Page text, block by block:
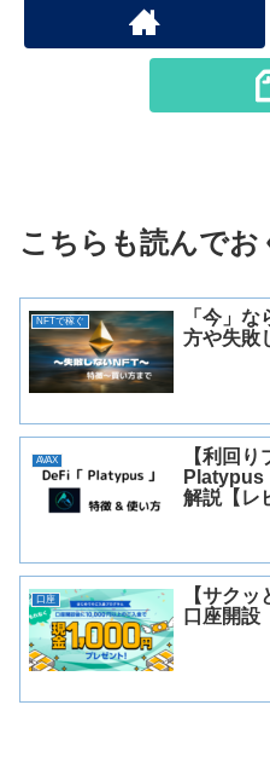
こちらも読んでお
NFTで稼ぐ
「今」
方や失敗
AVAX
【利回
Platypus
解説【レ
口座
【サク
口座開設